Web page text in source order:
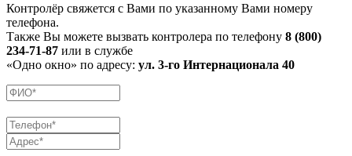
Контролёр свяжется с Вами по указанному Вами номеру
телефона.
Также Вы можете вызвать контролера по телефону 8 (800)
234-71-87 или в службе
«Одно окно» по адресу: ул. 3-го Интернационала 40